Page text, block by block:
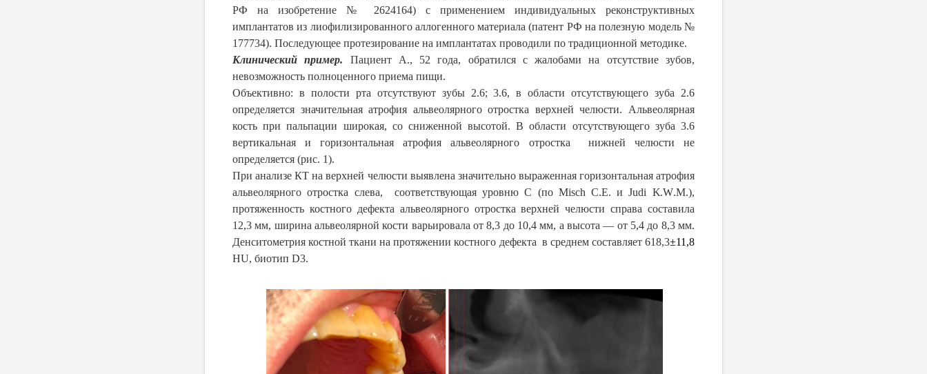
РФ на изобретение № 2624164) с применением индивидуальных реконструктивных
имплантатов из лиофилизированного аллогенного материала (патент РФ на полезную модель №
177734). Последующее протезирование на имплантатах проводили по традиционной методике.
Клинический пример. Пациент А., 52 года, обратился с жалобами на отсутствие зубов,
невозможность полноценного приема пищи.
Объективно: в полости рта отсутствуют зубы 2.6; 3.6, в области отсутствующего зуба 2.6
определяется значительная атрофия альвеолярного отростка верхней челюсти. Альвеолярная
кость при пальпации широкая, со сниженной высотой. В области отсутствующего зуба 3.6
вертикальная и горизонтальная атрофия альвеолярного отростка нижней челюсти не
определяется (рис. 1).
При анализе КТ на верхней челюсти выявлена значительно выраженная горизонтальная атрофия
альвеолярного отростка слева, соответствующая уровню С (поMisch С.Е. иJudi K.W.M.),
протяженность костного дефекта альвеолярного отростка верхней челюсти справа составила
12,3 мм, ширина альвеолярной кости варьировала от 8,3 до 10,4 мм, а высота — от 5,4 до 8,3 мм.
Денситометрия костной ткани на протяжении костного дефекта в среднем составляет 618,3±11,8
HU, биотип D3.